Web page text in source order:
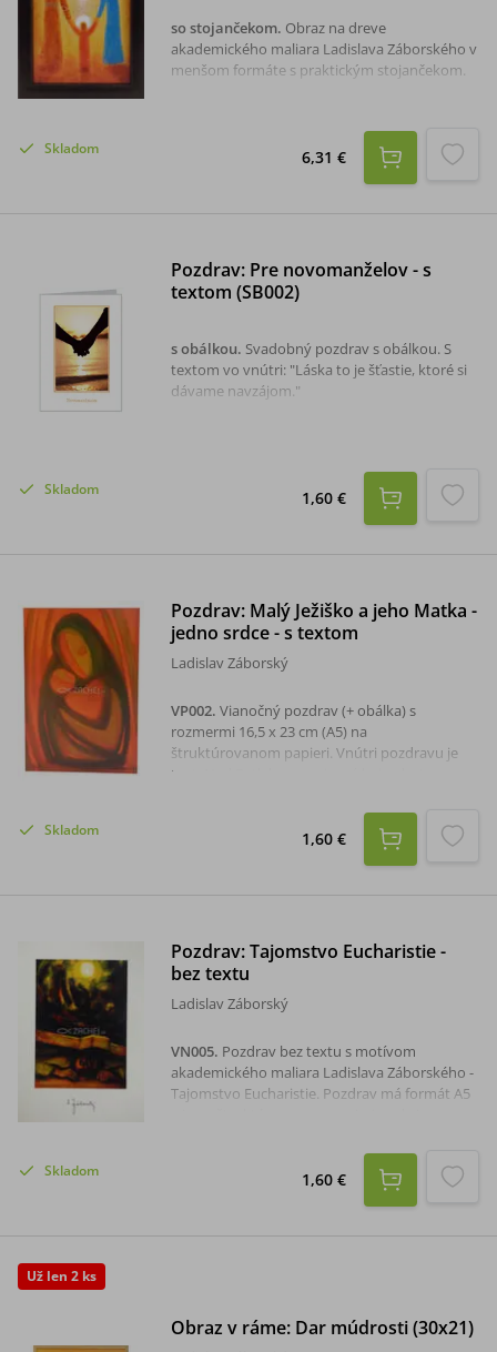
so stojančekom. Obraz na dreve
akademického maliara Ladislava Záborského v
menšom formáte s praktickým stojančekom.
Skladom 6,31 €
Pozdrav: Pre novomanželov - s
textom (SB002)
s obálkou. Svadobný pozdrav s obálkou. S
textom vo vnútri: "Láska to je šťastie, ktoré si
dávame navzájom."
Skladom 1,60 €
Pozdrav: Malý Ježiško a jeho Matka -
jedno srdce - s textom
Ladislav Záborský
VP002. Vianočný pozdrav (+ obálka) s
rozmermi 16,5 x 23 cm (A5) na
štruktúrovanom papieri. Vnútri pozdravu je
text: Nad Betlehemom jasná hviezda, to
šťastia, nositeľa nádeje. Pokojné a požehnané
vianočné sviatky a šťastný nový rok.
Skladom 1,60 €
Pozdrav: Tajomstvo Eucharistie -
bez textu
Ladislav Záborský
VN005. Pozdrav bez textu s motívom
akademického maliara Ladislava Záborského -
Tajomstvo Eucharistie. Pozdrav má formát A5
Skladom 1,60 €
Už len 2 ks
Obraz v ráme: Dar múdrosti (30x21)